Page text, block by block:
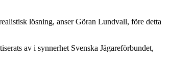
lösning, anser Göran Lundvall, före detta
av i synnerhet Svenska Jägareförbundet,